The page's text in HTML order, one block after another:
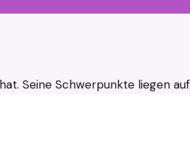
Seine Schwerpunkte liegen